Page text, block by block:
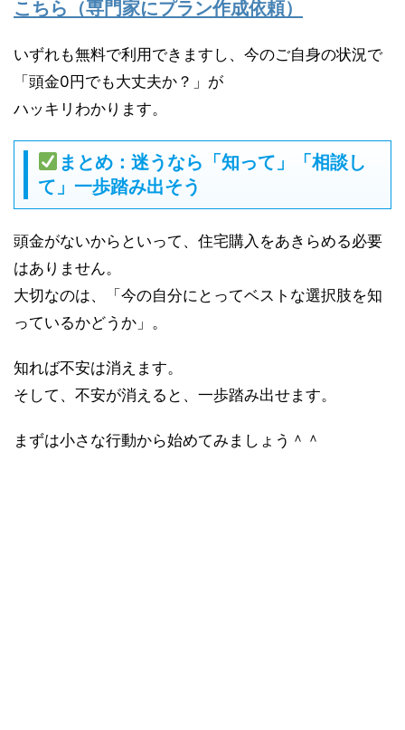
こちら（専門家にプラン作成依頼）
いずれも無料で利用できますし、今のご自身の状況で
「頭金0円でも大丈夫か？」が
ハッキリわかります。
まとめ：迷うなら「知って」「相談し
て」一歩踏み出そう
頭金がないからといって、住宅購入をあきらめる必要
はありません。
大切なのは、「今の自分にとってベストな選択肢を知
っているかどうか」。
知れば不安は消えます。
そして、不安が消えると、一歩踏み出せます。
まずは小さな行動から始めてみましょう＾＾